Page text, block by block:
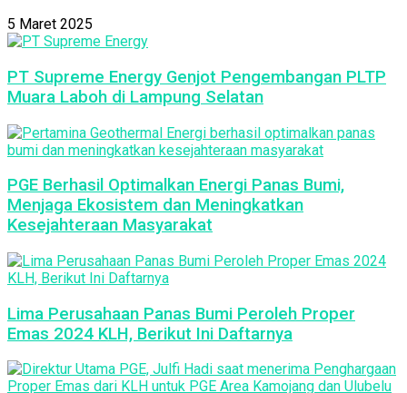
5 Maret 2025
PT Supreme Energy Genjot Pengembangan PLTP
Muara Laboh di Lampung Selatan
PGE Berhasil Optimalkan Energi Panas Bumi,
Menjaga Ekosistem dan Meningkatkan
Kesejahteraan Masyarakat
Lima Perusahaan Panas Bumi Peroleh Proper
Emas 2024 KLH, Berikut Ini Daftarnya